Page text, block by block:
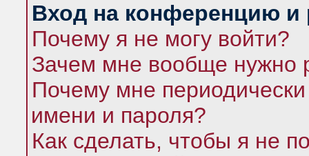
Вход на конференцию и
Почему я не могу войти?
Зачем мне вообще нужно
Почему мне
имени и пароля?
Как сделать, чтобы я не